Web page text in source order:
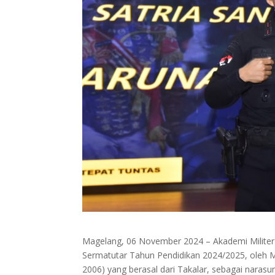
Magelang, 06 November 2024 – Akademi
Sermatutar Tahun Pendidikan 2024/2025, oleh
2006) yang berasal dari Takalar, sebagai